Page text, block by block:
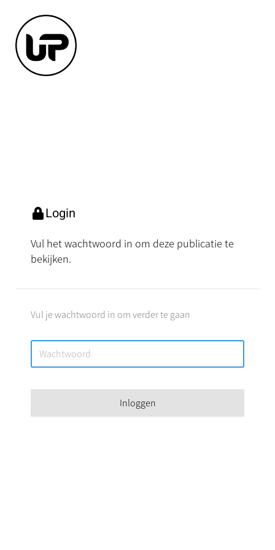
Login
Vul het wachtwoord in om deze publicatie te
bekijken.
Vul je wachtwoord in om verder te gaan